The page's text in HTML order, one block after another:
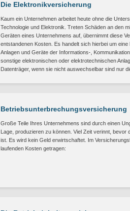
Die Elektronikversicherung
Kaum ein Unternehmen arbeitet heute ohne die
Technologie und Elektronik. Treten Schäden an den
Geräten eines Unternehmens auf, übernimmt diese
entstandenen Kosten. Es handelt sich hierbei um eine
Anlagen und Geräte der Informations-,
sonstige elektronischen oder elektrotechnischen
Datenträger, wenn sie nicht auswechselbar sind nur
Betriebsunterbrechungsversicherung
Große Teile Ihres Unternehmens sind durch einen
Lage, produzieren zu können. Viel Zeit verinnt, bevor
ist. Es wird kein Geld erwirtschaftet. Im
laufenden Kosten getragen: